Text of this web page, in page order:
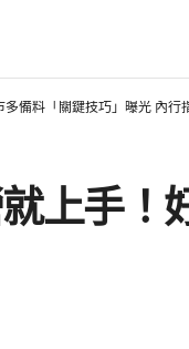
備料「關鍵技巧」曝光 內行
上手！